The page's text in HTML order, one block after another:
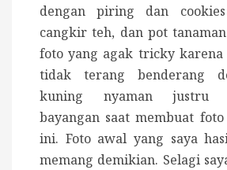
dengan piring dan
cangkir teh, dan pot
foto yang agak tricky karena
tidak terang benderang
kuning nyaman justru
bayangan saat membuat
ini. Foto awal yang saya
memang demikian. Selagi